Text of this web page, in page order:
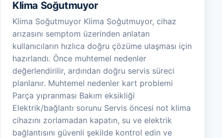
Klima Soğutmuyor
Klima Soğutmuyor Klima Soğutmuyor, cihaz
arızasını semptom üzerinden anlatan
kullanıcıların hızlıca doğru çözüme ulaşması için
hazırlandı. Önce muhtemel nedenler
değerlendirilir, ardından doğru servis süreci
planlanır. Muhtemel nedenler kart problemi
Parça yıpranması Bakım eksikliği
Elektrik/bağlantı sorunu Servis öncesi not klima
cihazını zorlamadan kapatın, su ve elektrik
bağlantısını güvenli şekilde kontrol edin ve